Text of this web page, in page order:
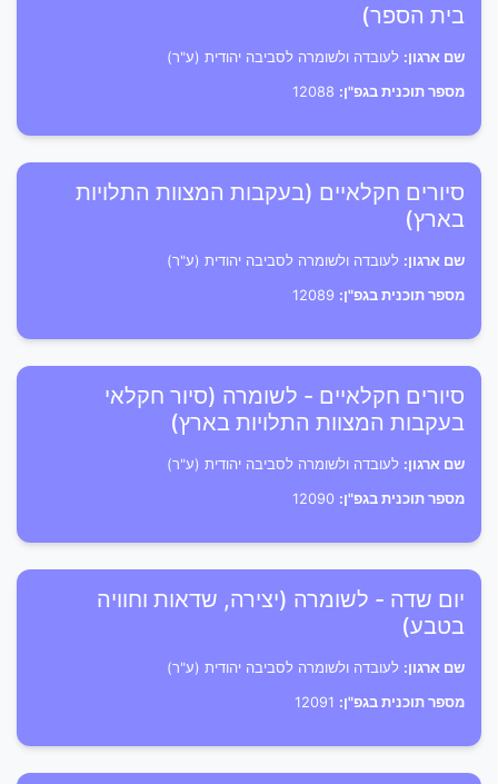
בית הספר)
שם ארגון: לעובדה ולשומרה לסביבה יהודית (ע"ר)
מספר תוכנית בגפ"ן:
סיורים חקלאיים (בעקבות המצוות התלויות
בארץ)
שם ארגון: לעובדה ולשומרה לסביבה יהודית (ע"ר)
מספר תוכנית בגפ"ן:
סיורים חקלאיים - לשומרה (סיור חקלאי
בעקבות המצוות התלויות בארץ)
שם ארגון: לעובדה ולשומרה לסביבה יהודית (ע"ר)
מספר תוכנית בגפ"ן:
יום שדה - לשומרה (יצירה, שדאות וחוויה
בטבע)
שם ארגון: לעובדה ולשומרה לסביבה יהודית (ע"ר)
מספר תוכנית בגפ"ן: